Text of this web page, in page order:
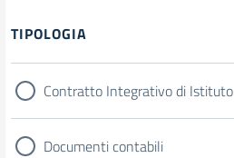
Filtri
TIPOLOGIA
Contratto Integrativo di Istituto
Documenti contabili